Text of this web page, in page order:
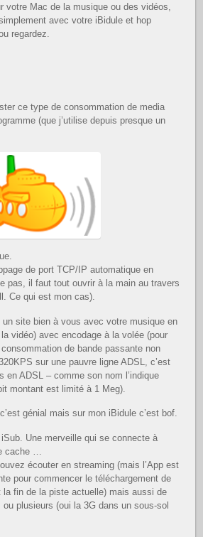
votre Mac de la musique ou des vidéos,
avec votre iBidule et hop
regardez.
ce type de consommation de media
(que j’utilise depuis presque un
de port TCP/IP automatique en
pas, il faut tout ouvrir à la main au travers
Ce qui est mon cas).
site bien à vous avec votre musique en
vidéo) avec encodage à la volée (pour
de bande passante non
sur une pauvre ligne ADSL, c’est
en ADSL – comme son nom l’indique
montant est limité à 1 Meg).
génial mais sur mon iBidule c’est bof.
Une merveille qui se connecte à
cache …
écouter en streaming (mais l’App est
pour commencer le téléchargement de
la fin de la piste actuelle) mais aussi de
plusieurs (oui la 3G dans un sous-sol